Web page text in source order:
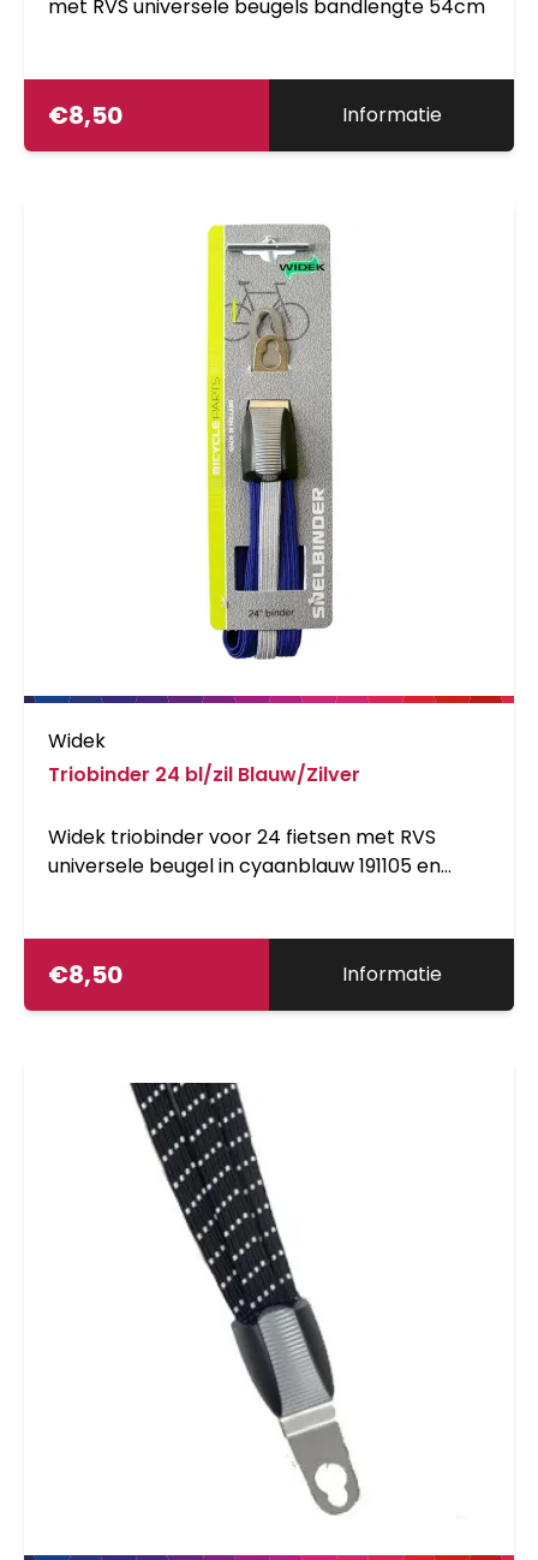
met RVS universele beugels bandlengte 54cm
€8,50 Informatie
Widek
Triobinder 24 bl/zil Blauw/Zilver
Widek triobinder voor 24 fietsen met RVS
universele beugel in cyaanblauw 191105 en
€8,50 Informatie